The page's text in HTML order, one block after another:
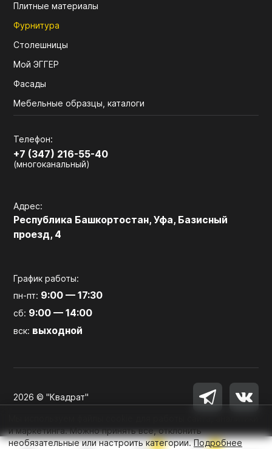
0 0
Плитные материалы
Фурнитура
Столешницы
Мой ЭГГЕР
Фасады
Мебельные образцы, каталоги
Телефон:
+7 (347) 216-55-40
(многоканальный)
Адрес:
Республика Башкортостан, Уфа, Базисный
проезд, 4
График работы:
пн-пт: 9:00 — 17:30
сб: 9:00 — 14:00
вск: выходной
2026 © "Квадрат"
и маркетинга. Можно принять все, отклонить
необязательные или настроить категории.Подробнее